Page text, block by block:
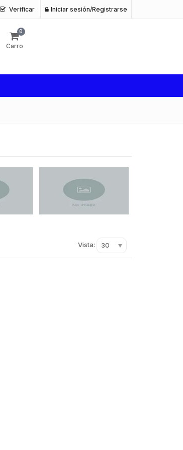
Verificar Iniciar sesión/Registrarse
0
Carro
Vista: 30